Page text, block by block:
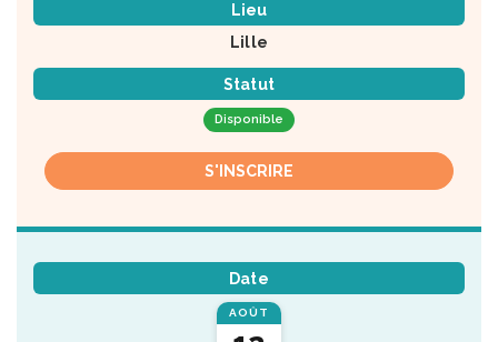
Lieu
Lille
Statut
Disponible
S'INSCRIRE
Date
AOÛT